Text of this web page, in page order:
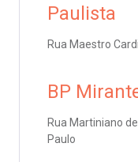
de cuidado
Paulista
Rua Maestro
BP
Rua Martiniano
Paulo